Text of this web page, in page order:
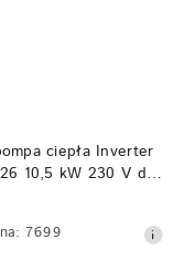
ciepła Inverter
10,5 kW 230 V do
7699
DO KOSZYKA